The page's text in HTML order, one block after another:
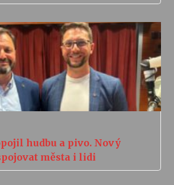
hudbu a pivo. Nový
města i lidi